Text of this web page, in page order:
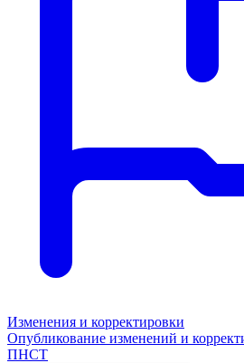
Изменения и корректировки
Опубликование изменений и
ПНСТ